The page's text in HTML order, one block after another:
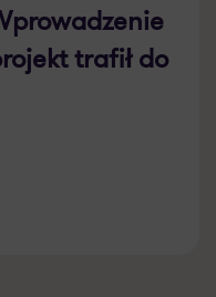
trafił do